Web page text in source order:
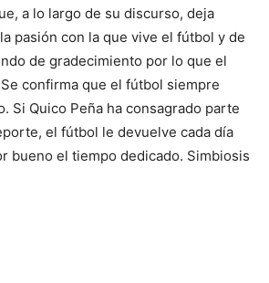
a lo largo de su discurso, deja
pasión con la que vive el fútbol y de
de gradecimiento por lo que el
confirma que el fútbol siempre
Si Quico Peña ha consagrado parte
el fútbol le devuelve cada día
bueno el tiempo dedicado. Simbiosis